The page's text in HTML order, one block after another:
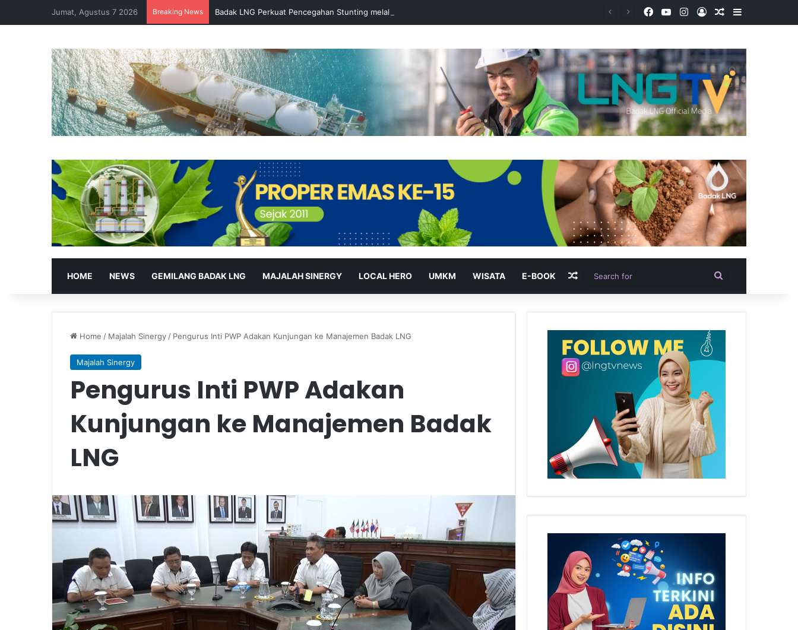
Jumat, Agustus 7 2026 Breaking News Badak LNG Perkuat Pencegahan Stunting melalui Program Akar Ranting Facebook
YouTubeInstagram
Log InRandom Article
Sidebar
HOME NEWS GEMILANG BADAK LNG MAJALAH SINERGY LOCAL HERO UMKM WISATA E-BOOK Random Article
for
Home / Majalah Sinergy/ Pengurus Inti PWP Adakan Kunjungan ke Manajemen Badak LNG
Majalah Sinergy
Pengurus Inti PWP Adakan
Kunjungan ke Manajemen Badak
LNG